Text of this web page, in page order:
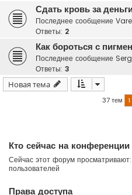
Сдать кровь за
Последнее сообщение
Ответы: 2
Как бороться с
Последнее сообщение
Ответы: 3
Новая тема
37 тем 1
Кто сейчас на конференции
Сейчас этот форум
пользователей
Права доступа